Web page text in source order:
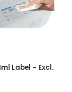
Label – Excl.